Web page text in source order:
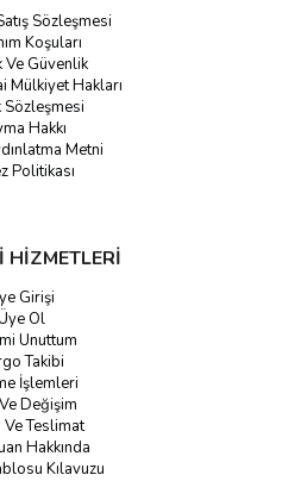
idealdir.
ve düğüm sayısıyla üretilen
geçtiğinde çıkan meşhur
bu da motivasyonu artırır.
Ağları
tamamlayın!
Sözleşmesi
Koşuları
Ve Güvenlik
Mülkiyet Hakları
Sözleşmesi
Hakkı
Metni
Politikası
HİZMETLERİ
Girişi
Ol
Unuttum
Takibi
İşlemleri
Değişim
Teslimat
Hakkında
Kılavuzu